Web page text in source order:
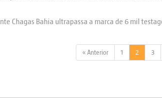
Chagas Bahia ultrapassa a marca de 6 mil
« Anterior 1 2 3